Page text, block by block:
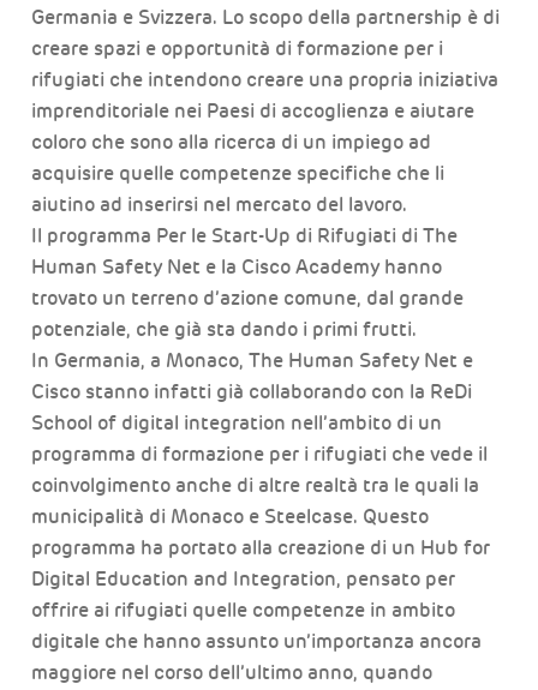
Germania e Svizzera. Lo scopo della partnership è di
creare spazi e opportunità di formazione per i
rifugiati che intendono creare una propria iniziativa
imprenditoriale nei Paesi di accoglienza e aiutare
coloro che sono alla ricerca di un impiego ad
acquisire quelle competenze specifiche che li
aiutino ad inserirsi nel mercato del lavoro.
Il programma Per le Start-Up di Rifugiati di The
Human Safety Net e la Cisco Academy hanno
trovato un terreno d’azione comune, dal grande
potenziale, che già sta dando i primi frutti.
In Germania, a Monaco, The Human Safety Net e
Cisco stanno infatti già collaborando con la ReDi
School of digital integration nell’ambito di un
programma di formazione per i rifugiati che vede il
coinvolgimento anche di altre realtà tra le quali la
municipalità di Monaco e Steelcase. Questo
programma ha portato alla creazione di un Hub for
Digital Education and Integration, pensato per
offrire ai rifugiati quelle competenze in ambito
digitale che hanno assunto un’importanza ancora
maggiore nel corso dell’ultimo anno, quando